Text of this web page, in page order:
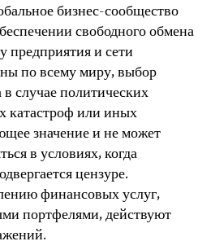
бизнес-сообщество
свободного обмена
и сети
по всему миру, выбор
случае политических
катастроф или иных
значение и не может
в условиях, когда
цензуре.
финансовых услуг,
портфелями, действуют